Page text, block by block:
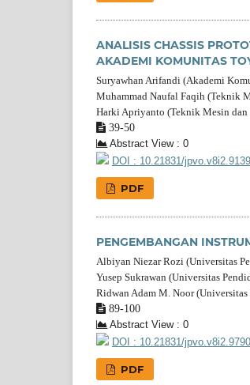
ANALISIS CHASSIS
AKADEMI KOMUNITAS
Suryawhan Arifandi (Akademi
Muhammad Naufal Faqih (Teknik
Harki Apriyanto (Teknik Mesin
39-50
Abstract View : 0
DOI : 10.21831/
PDF
PENGEMBANGAN
Albiyan Niezar Rozi (Universitas
Yusep Sukrawan (Universitas
Ridwan Adam M. Noor
89-100
Abstract View : 0
DOI : 10.21831/
PDF